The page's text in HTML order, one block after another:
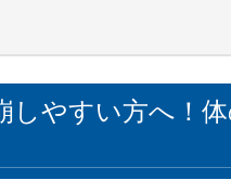
しやすい方へ！